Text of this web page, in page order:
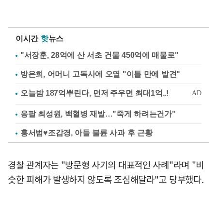
이시간 핫뉴스
"서장훈, 28억에 산 서초 건물 450억에 매물로"
방은희, 어머니 고독사에 오열 "이틀 만에 발견"
응팔 최성원, 백혈병 재발…"죽게 하려는건가"
홍서범♥조갑경, 아들 불륜 사과 후 근황
경찰 관계자는 "방문형 사기의 대표적인 사례"라며 "비
슷한 피해가 발생하지 않도록 조심해달라"고 당부했다.